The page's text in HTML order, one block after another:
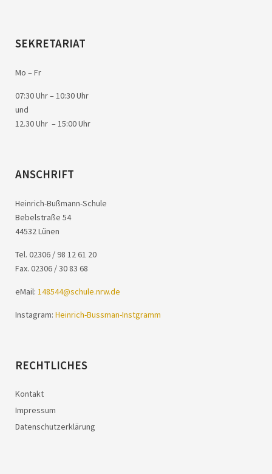
SEKRETARIAT
Mo – Fr
07:30 Uhr – 10:30 Uhr
und
12.30 Uhr – 15:00 Uhr
ANSCHRIFT
Heinrich-Bußmann-Schule
Bebelstraße 54
44532 Lünen
Tel. 02306 / 98 12 61 20
Fax. 02306 / 30 83 68
eMail: 148544@schule.nrw.de
Instagram: Heinrich-Bussman-Instgramm
RECHTLICHES
Kontakt
Impressum
Datenschutzerklärung